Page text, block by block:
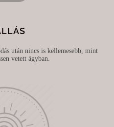
után nincs is kellemesebb, mint
vetett ágyban.